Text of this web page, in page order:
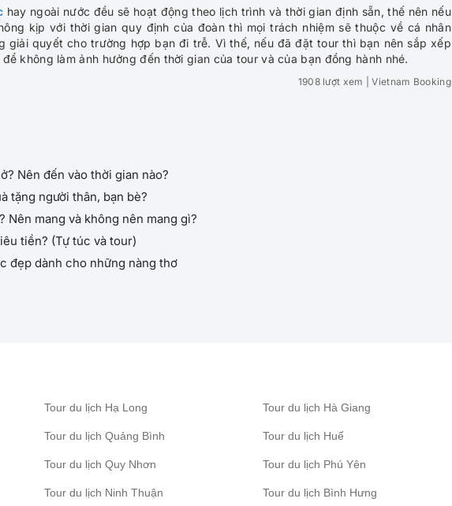
hay ngoài nước đều sẽ hoạt động theo lịch trình và thời gian định sẵn, thế nên nếu
kịp với thời gian quy định của đoàn thì mọi trách nhiệm sẽ thuộc về cá nhân
giải quyết cho trường hợp bạn đi trễ. Vì thế, nếu đã đặt tour thì bạn nên sắp xếp
không làm ảnh hưởng đến thời gian của tour và của bạn đồng hành nhé.
1908 lượt xem | Vietnam Booking
Nên đến vào thời gian nào?
tặng người thân, bạn bè?
Nên mang và không nên mang gì?
tiền? (Tự túc và tour)
đẹp dành cho những nàng thơ
Tour du lịch Hạ Long Tour du lịch Hà Giang
Tour du lịch Quảng Bình Tour du lịch Huế
Tour du lịch Quy Nhơn Tour du lịch Phú Yên
Tour du lịch Ninh Thuận Tour du lịch Bình Hưng